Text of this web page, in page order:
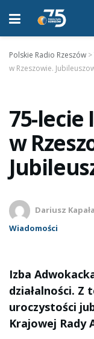
Polskie Radio Rzeszów >
w Rzeszowie.
75-lecie
w
Dariusz Kapała
Wiadomości
Izba
działalności. Z
uroczystości
Krajowej Rady